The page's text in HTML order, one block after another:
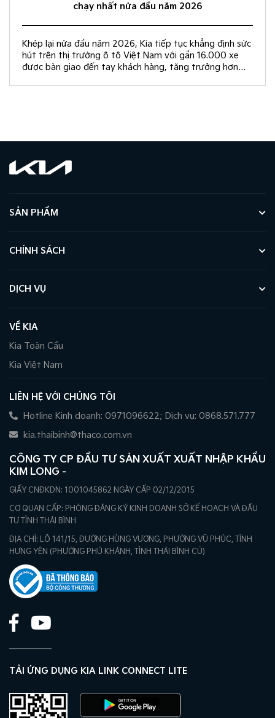
chạy nhất nửa đầu năm 2026
Khép lại nửa đầu năm 2026, Kia tiếp tục khẳng định sức
hút trên thị trường ô tô Việt Nam với gần 16.000 xe
được bàn giao đến tay khách hàng, tăng trưởng hơn
SẢN PHẨM
CHÍNH SÁCH
DỊCH VỤ
VỀ KIA
Kia Toàn Cầu
Kia Việt Nam
LIÊN HỆ VỚI CHÚNG TÔI
Hotline Kinh doanh: 0971096622; Dịch vụ: 0868.571.777
kia.thaibinh@thaco.com.vn
CÔNG TY CP ĐẦU TƯ SẢN XUẤT XUẤT NHẬP KHẨU
KIM LONG -
GIẤY CNĐKDN: 1001045862 NGÀY CẤP 02/12/2015
CƠ QUAN CẤP: PHÒNG ĐĂNG KÝ KINH DOANH SỞ KẾ HOẠCH VÀ ĐẦU
TƯ TỈNH THÁI BÌNH
ĐỊA CHỈ: LÔ 141/15, ĐƯỜNG HÙNG VƯƠNG, PHƯỜNG VŨ PHÚC, TỈNH
HƯNG YÊN (PHƯỜNG PHÚ KHÁNH, TỈNH THÁI BÌNH CŨ)
TẢI ỨNG DỤNG KIA LINK CONNECT LITE